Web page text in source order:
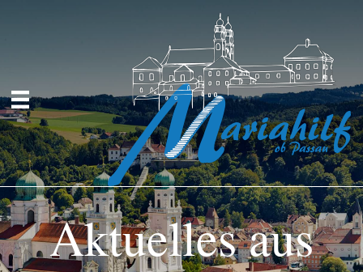
Aktuelles aus